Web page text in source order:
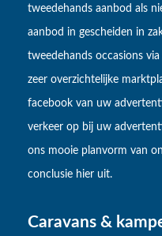
tweedehands aanbod als
aanbod in gescheiden in
tweedehands occasions
zeer overzichtelijke
facebook van uw
verkeer op bij uw
ons mooie planvorm van
conclusie hier uit.
Caravans &